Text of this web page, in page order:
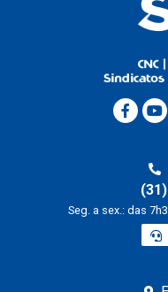
Seg. a sex.: das